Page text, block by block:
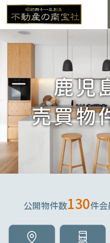
公開物件数130件